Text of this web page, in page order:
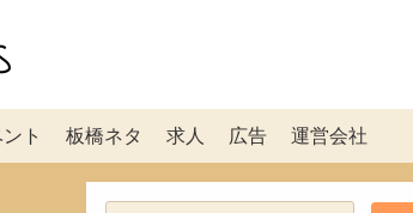
ト 板橋ネタ 求人 広告 運営会社